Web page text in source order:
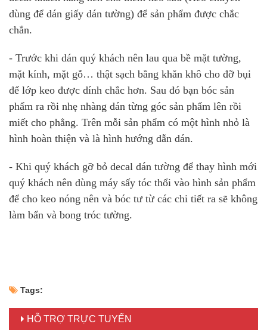
dùng để dán giấy dán tường) để sản phẩm được chắc
chắn.
- Trước khi dán quý khách nên lau qua bề mặt tường,
mặt kính, mặt gỗ… thật sạch bằng khăn khô cho đỡ bụi
để lớp keo được dính chắc hơn. Sau đó bạn bóc sản
phẩm ra rồi nhẹ nhàng dán từng góc sản phẩm lên rồi
miết cho phẳng. Trên mỗi sản phẩm có một hình nhỏ là
hình hoàn thiện và là hình hướng dẫn dán.
- Khi quý khách gỡ bỏ decal dán tường để thay hình mới
quý khách nên dùng máy sấy tóc thổi vào hình sản phẩm
để cho keo nóng nên và bóc tư từ các chi tiết ra sẽ không
làm bẩn và bong tróc tường.
Tags:
HỖ TRỢ TRỰC TUYẾN